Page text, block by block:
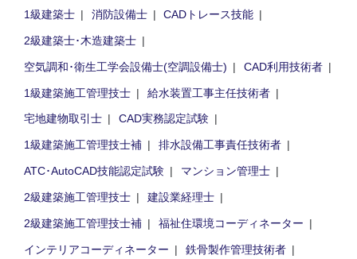
1級建築士
消防設備士
CADトレース技能
2級建築士･木造建築士
空気調和･衛生工学会設備士(空調設備士)
CAD利用技術者
1級建築施工管理技士
給水装置工事主任技術者
宅地建物取引士
CAD実務認定試験
1級建築施工管理技士補
排水設備工事責任技術者
ATC･AutoCAD技能認定試験
マンション管理士
2級建築施工管理技士
建設業経理士
2級建築施工管理技士補
福祉住環境コーディネーター
インテリアコーディネーター
鉄骨製作管理技術者